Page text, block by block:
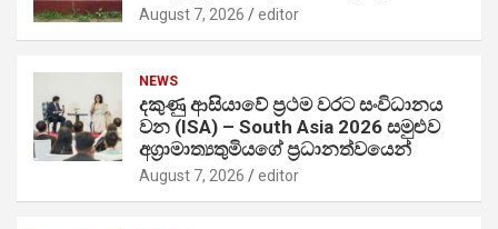
August 7, 2026 editor
NEWS
දකුණු ආසියාවේ ප්‍රථම වරට සංවිධානය
වන (ISA) – South Asia 2026 සමුළුව
අග්‍රාමාත්‍යතුමියගේ ප්‍රධානත්වයෙන්
August 7, 2026 editor